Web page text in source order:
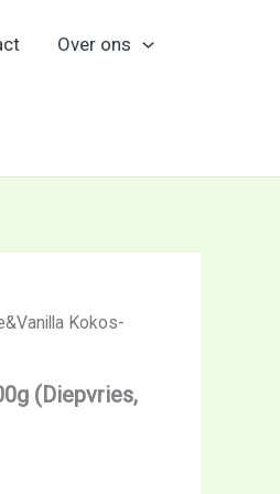
Over ons
Kokos-
(Diepvries,